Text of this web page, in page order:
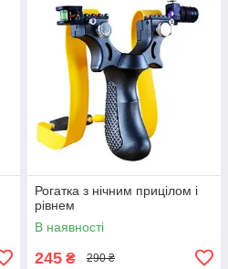
Рогатка з нічним прицілом і
рівнем
В наявності
245 ₴ 290 ₴